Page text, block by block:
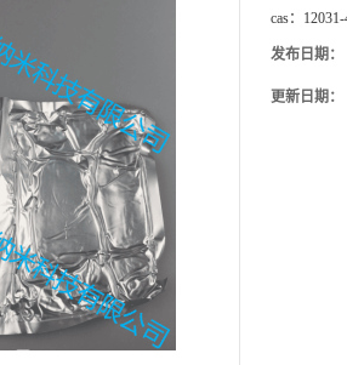
cas：
发布日期：
更新日期：